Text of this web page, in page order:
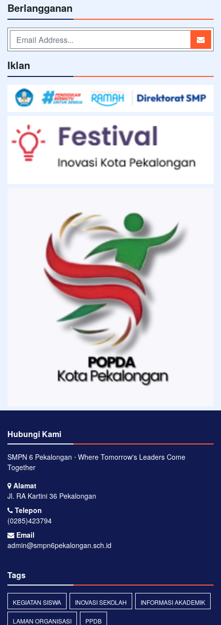
Berlangganan
Iklan
Hubungi Kami
SMPN 6 Pekalongan ⋅ Where Tomorrow's Leaders Come
Together
Alamat
Jl. RA Kartini 36 Pekalongan
Telepon
(0285)423794
Email
admin@smpn6pekalongan.sch.id
Tags
KEGIATAN SISWA INOVASI SEKOLAH INFORMASI AKADEMIK
LAMAN ORGANISASI PPDB